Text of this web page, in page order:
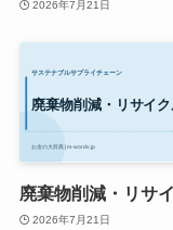
2026年7月21日
廃棄物削減・リサ
2026年7月21日